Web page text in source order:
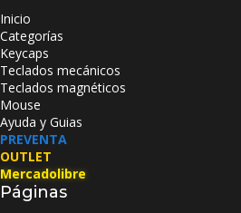
Inicio
Categorías
Keycaps
Teclados mecánicos
Teclados magnéticos
Mouse
Ayuda y Guias
PREVENTA
OUTLET
Mercadolibre
Páginas